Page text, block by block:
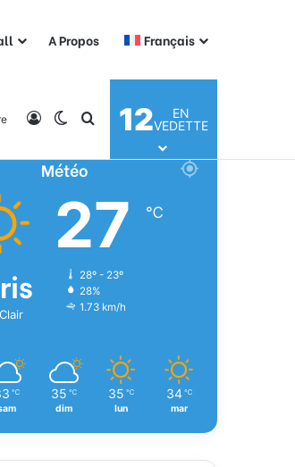
A Propos Français
ConnexionSwitch skin
Rechercher
12
EN
VEDETTE
Météo
27 ℃
28º - 23º
28%
1.73 km/h
℃ 35 ℃
dim
35 ℃
lun
34 ℃
mar